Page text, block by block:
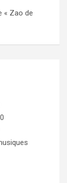
« Zao de